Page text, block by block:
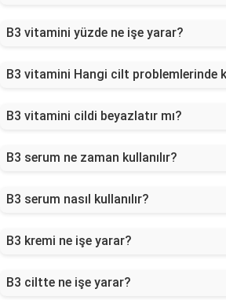
B3 vitamini yüzde ne işe yarar?
B3 vitamini Hangi cilt problemlerinde
B3 vitamini cildi beyazlatır mı?
B3 serum ne zaman kullanılır?
B3 serum nasıl kullanılır?
B3 kremi ne işe yarar?
B3 ciltte ne işe yarar?